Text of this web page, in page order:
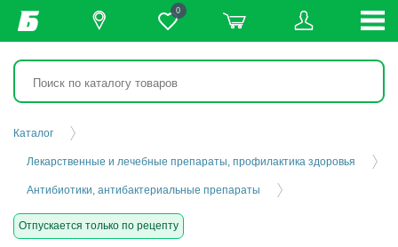
0
Каталог
Лекарственные и лечебные препараты, профилактика здоровья
Антибиотики, антибактериальные препараты
Отпускается только по рецепту